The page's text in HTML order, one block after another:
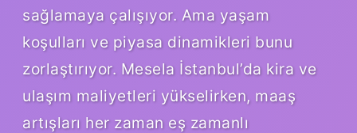
sağlamaya çalışıyor. Ama yaşam
koşulları ve piyasa dinamikleri bunu
zorlaştırıyor. Mesela İstanbul’da kira ve
ulaşım maliyetleri yükselirken, maaş
artışları her zaman eş zamanlı